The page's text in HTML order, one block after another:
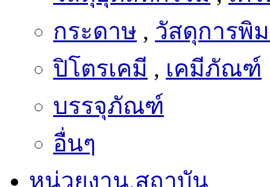
กระดาษ,วัสดุการพิ
ปิโตรเคมี ,เคมีภัณฑ์
บรรจุภัณฑ์
อื่นๆ
หน่วยงาน,สถาบัน